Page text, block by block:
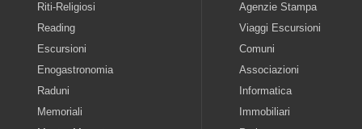
Riti-Religiosi
Reading
Escursioni
Enogastronomia
Raduni
Memoriali
Agenzie Stampa
Viaggi Escursioni
Comuni
Associazioni
Informatica
Immobiliari